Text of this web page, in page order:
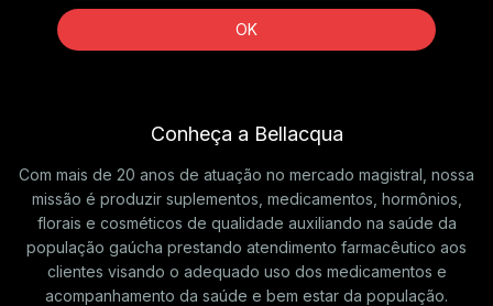
Conheça a Bellacqua
Com mais de 20 anos de atuação no mercado magistral, nossa
missão é produzir suplementos, medicamentos, hormônios,
florais e cosméticos de qualidade auxiliando na saúde da
população gaúcha prestando atendimento farmacêutico aos
clientes visando o adequado uso dos medicamentos e
acompanhamento da saúde e bem estar da população.